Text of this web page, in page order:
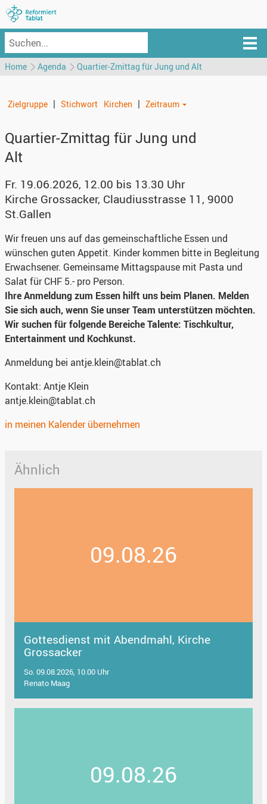
Home Agenda Quartier-Zmittag für Jung und Alt
Zielgruppe | Stichwort Kirchen | Zeitraum
Quartier-Zmittag für Jung und
Alt
Fr. 19.06.2026, 12.00 bis 13.30 Uhr
Kirche Grossacker, Claudiusstrasse 11, 9000
St.Gallen
Wir freuen uns auf das gemeinschaftliche Essen und
wünschen guten Appetit. Kinder kommen bitte in Begleitung
Erwachsener. Gemeinsame Mittagspause mit Pasta und
Salat für CHF 5.- pro Person.
Ihre Anmeldung zum Essen hilft uns beim Planen. Melden
Sie sich auch, wenn Sie unser Team unterstützen möchten.
Wir suchen für folgende Bereiche Talente: Tischkultur,
Entertainment und Kochkunst.
Anmeldung bei antje.klein@tablat.ch
Kontakt: Antje Klein
antje.klein@tablat.ch
in meinen Kalender übernehmen
Ähnlich
09.08.26
Gottesdienst mit Abendmahl, Kirche
Grossacker
So. 09.08.2026, 10.00 Uhr
Renato Maag
09.08.26